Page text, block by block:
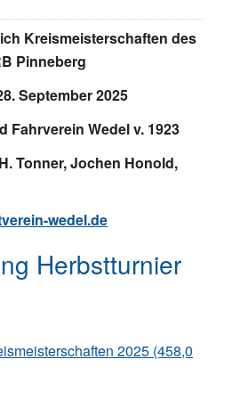
Kreismeisterschaften des
Pinneberg
September 2025
Fahrverein Wedel v. 1923
Tonner, Jochen Honold,
wedel.de
Herbstturnier
2025 (458,0